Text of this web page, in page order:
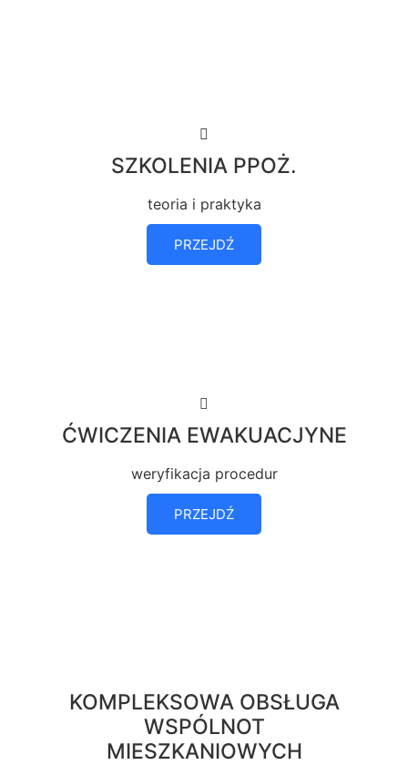
SZKOLENIA PPOŻ.
teoria i praktyka
PRZEJDŹ
ĆWICZENIA EWAKUACJYNE
weryfikacja procedur
PRZEJDŹ
KOMPLEKSOWA OBSŁUGA
WSPÓLNOT
MIESZKANIOWYCH